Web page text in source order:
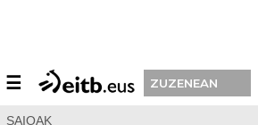
☰ ZUZENEAN
SAIOAK